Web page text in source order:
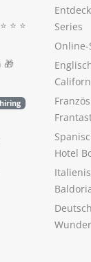
⭐️ ⭐️
🎁
Series
Hotel